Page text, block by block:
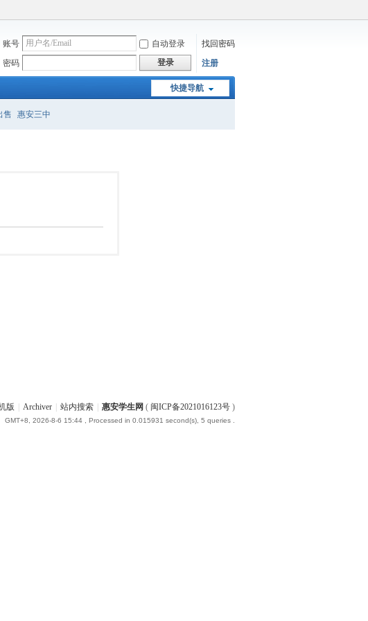
账号 自动登录
找回密码
密码
登录 注册
快捷导航
售 惠安三中
版 Archiver 站内搜索 惠安学生网 ( 闽ICP备2021016123号 )
GMT+8, 2026-8-6 15:44 , Processed in 0.015931 second(s), 5 queries .